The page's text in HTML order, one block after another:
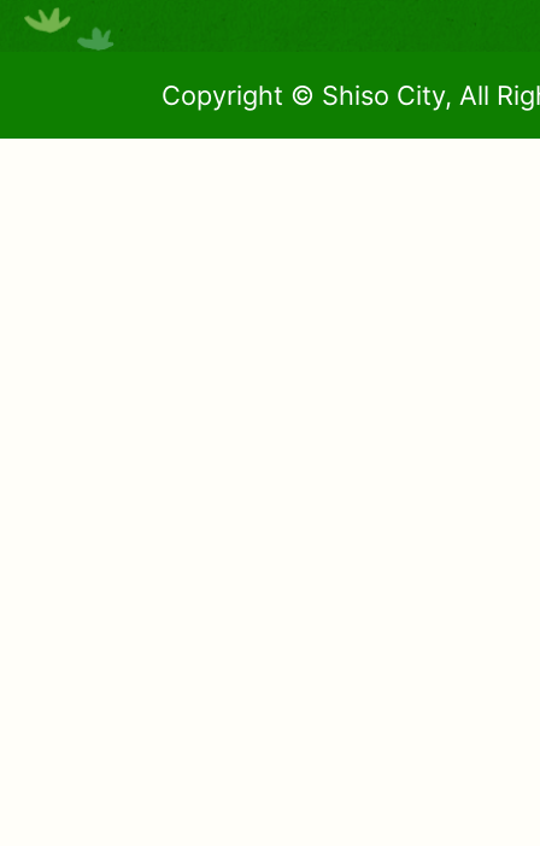
Copyright © Shiso City, All